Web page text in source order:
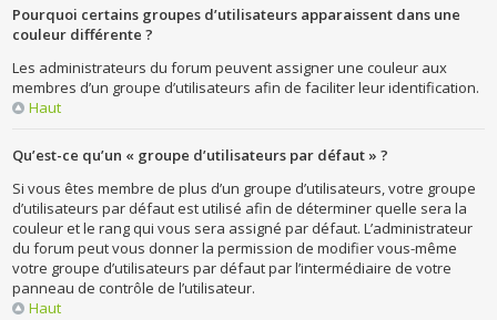
Pourquoi certains groupes d’utilisateurs apparaissent dans une
couleur différente ?
Les administrateurs du forum peuvent assigner une couleur aux
membres d’un groupe d’utilisateurs afin de faciliter leur identification.
Haut
Qu’est-ce qu’un « groupe d’utilisateurs par défaut » ?
Si vous êtes membre de plus d’un groupe d’utilisateurs, votre groupe
d’utilisateurs par défaut est utilisé afin de déterminer quelle sera la
couleur et le rang qui vous sera assigné par défaut. L’administrateur
du forum peut vous donner la permission de modifier vous-même
votre groupe d’utilisateurs par défaut par l’intermédiaire de votre
panneau de contrôle de l’utilisateur.
Haut